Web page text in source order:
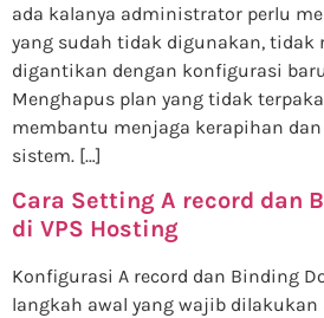
ada kalanya administrator perlu
yang sudah tidak digunakan, tidak
digantikan dengan konfigurasi
Menghapus plan yang tidak
membantu menjaga kerapihan
sistem. […]
Cara Setting A record dan
di VPS Hosting
Konfigurasi A record dan Binding
langkah awal yang wajib dilakukan